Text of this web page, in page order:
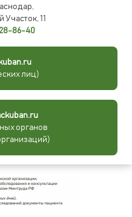
11
86-40
лиц)
органов